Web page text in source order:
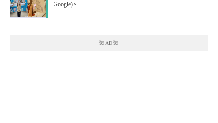
Google)。
🌺AD🌺